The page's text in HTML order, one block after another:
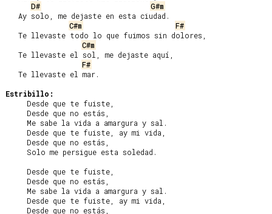
D#
G#m
C#m
F#
C#m
F#
Estribillo: